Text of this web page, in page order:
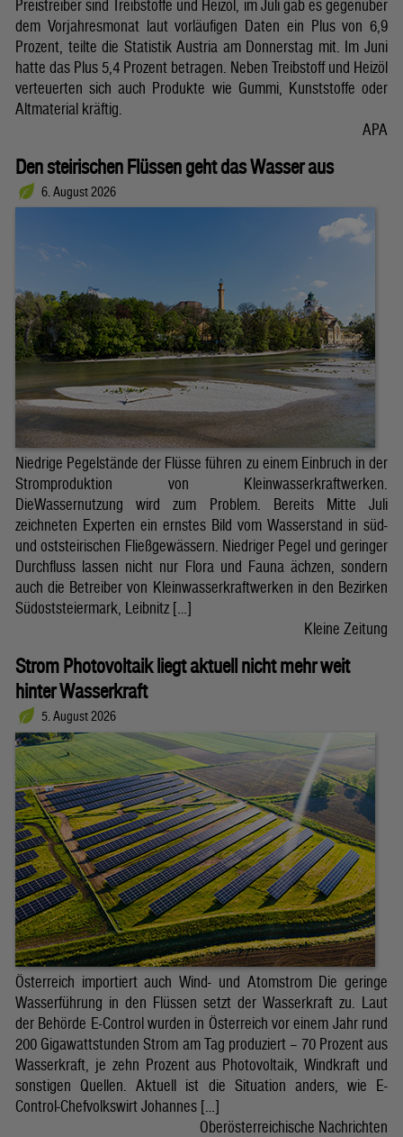
Preistreiber sind Treibstoffe und Heizöl, im Juli gab es gegenüber
dem Vorjahresmonat laut vorläufigen Daten ein Plus von 6,9
Prozent, teilte die Statistik Austria am Donnerstag mit. Im Juni
hatte das Plus 5,4 Prozent betragen. Neben Treibstoff und Heizöl
verteuerten sich auch Produkte wie Gummi, Kunststoffe oder
Altmaterial kräftig.
APA
Den steirischen Flüssen geht das Wasser aus
6. August 2026
Niedrige Pegelstände der Flüsse führen zu einem Einbruch in der
Stromproduktion von Kleinwasserkraftwerken.
DieWassernutzung wird zum Problem. Bereits Mitte Juli
zeichneten Experten ein ernstes Bild vom Wasserstand in süd-
und oststeirischen Fließgewässern. Niedriger Pegel und geringer
Durchfluss lassen nicht nur Flora und Fauna ächzen, sondern
auch die Betreiber von Kleinwasserkraftwerken in den Bezirken
Südoststeiermark, Leibnitz […]
Kleine Zeitung
Strom Photovoltaik liegt aktuell nicht mehr weit
hinter Wasserkraft
5. August 2026
Österreich importiert auch Wind- und Atomstrom Die geringe
Wasserführung in den Flüssen setzt der Wasserkraft zu. Laut
der Behörde E-Control wurden in Österreich vor einem Jahr rund
200 Gigawattstunden Strom am Tag produziert – 70 Prozent aus
Wasserkraft, je zehn Prozent aus Photovoltaik, Windkraft und
sonstigen Quellen. Aktuell ist die Situation anders, wie E-
Control-Chefvolkswirt Johannes […]
Oberösterreichische Nachrichten